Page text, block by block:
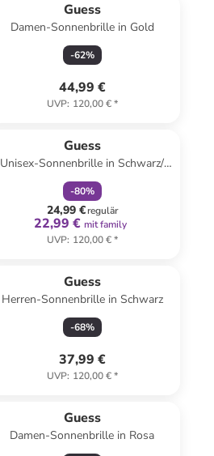
Guess
Damen-Sonnenbrille in Gold
-62%
44,99 €
UVP: 120,00 €*
Guess
Unisex-Sonnenbrille in Schwarz/
Gelb
-80%
24,99 €regulär
22,99 € mit family
UVP: 120,00 €*
Guess
Herren-Sonnenbrille in Schwarz
-68%
37,99 €
UVP: 120,00 €*
Guess
Damen-Sonnenbrille in Rosa